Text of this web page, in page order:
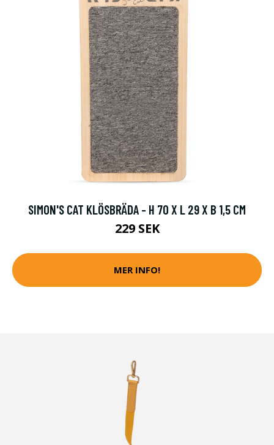
SIMON'S CAT KLÖSBRÄDA - H 70 X L 29 X B 1,5 CM
229 SEK
MER INFO!